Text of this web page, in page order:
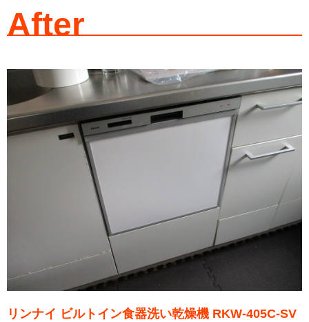
After
リンナイ ビルトイン食器洗い乾燥機 RKW-405C-SV